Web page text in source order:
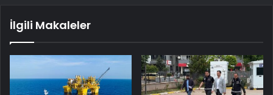
İlgili Makaleler